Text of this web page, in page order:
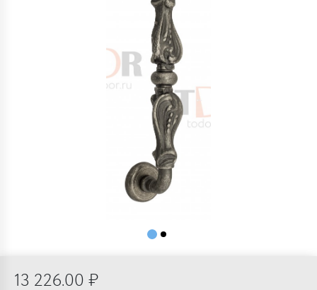
13 226.00 ₽